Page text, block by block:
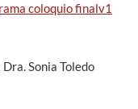
coloquio finalv1
Sonia Toledo